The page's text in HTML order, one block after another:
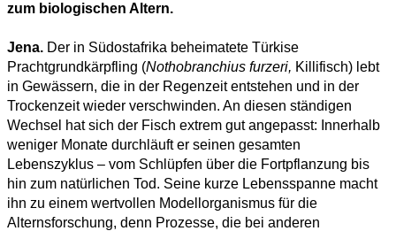
zum biologischen Altern.
Jena. Der in Südostafrika beheimatete Türkise
Prachtgrundkärpfling (Nothobranchius furzeri, Killifisch) lebt
in Gewässern, die in der Regenzeit entstehen und in der
Trockenzeit wieder verschwinden. An diesen ständigen
Wechsel hat sich der Fisch extrem gut angepasst: Innerhalb
weniger Monate durchläuft er seinen gesamten
Lebenszyklus – vom Schlüpfen über die Fortpflanzung bis
hin zum natürlichen Tod. Seine kurze Lebensspanne macht
ihn zu einem wertvollen Modellorganismus für die
Alternsforschung, denn Prozesse, die bei anderen